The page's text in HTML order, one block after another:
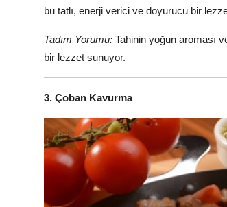
bu tatlı, enerji verici ve doyurucu bir
Tadım Yorumu: Tahinin yoğun aroması
bir lezzet sunuyor.
3. Çoban Kavurma